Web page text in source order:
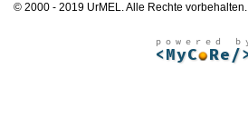
© 2000 - 2019 UrMEL. Alle Rechte vorbehalten.